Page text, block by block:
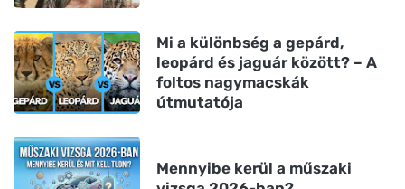
Mi a különbség a gepárd,
leopárd és jaguár között? – A
foltos nagymacskák
útmutatója
Mennyibe kerül a műszaki